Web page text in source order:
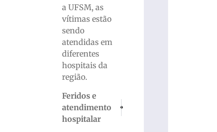
a UFSM, as
vítimas estão
sendo
atendidas em
diferentes
hospitais da
região.
Feridos e
atendimento
hospitalar
Bombeiros atualizam informações